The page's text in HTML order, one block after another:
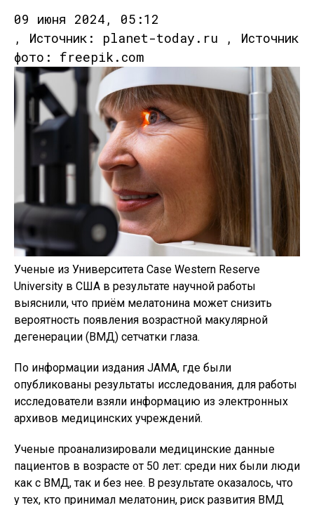
09 июня 2024, 05:12
, Источник: planet-today.ru , Источник
фото: freepik.com
Ученые из Университета Case Western Reserve
University в США в результате научной работы
выяснили, что приём мелатонина может снизить
вероятность появления возрастной макулярной
дегенерации (ВМД) сетчатки глаза.
По информации издания JAMA, где были
опубликованы результаты исследования, для работы
исследователи взяли информацию из электронных
архивов медицинских учреждений.
Ученые проанализировали медицинские данные
пациентов в возрасте от 50 лет: среди них были люди
как с ВМД, так и без нее. В результате оказалось, что
у тех, кто принимал мелатонин, риск развития ВМД